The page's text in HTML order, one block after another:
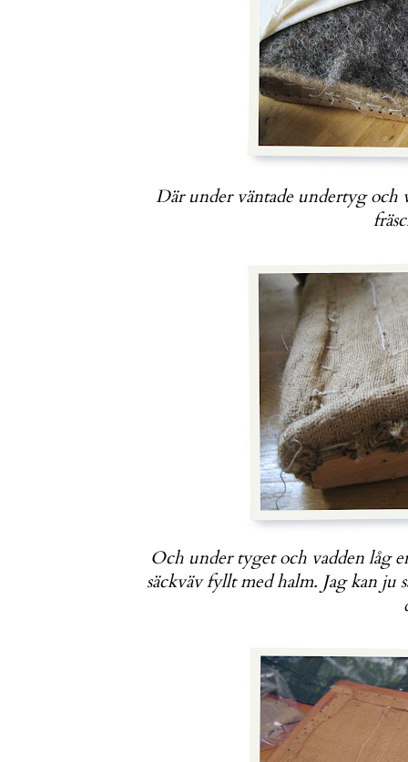
Där under väntade undertyg och
Och under tyget och vadden låg
säckväv fyllt med halm. Jag kan ju